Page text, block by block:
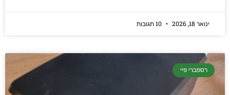
ינואר 18, 2026
רספברי פיי